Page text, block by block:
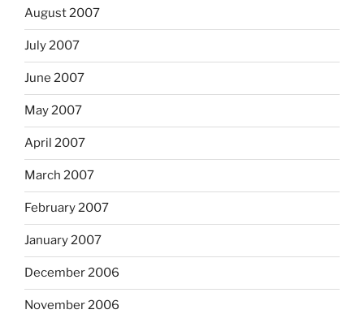
August 2007
July 2007
June 2007
May 2007
April 2007
March 2007
February 2007
January 2007
December 2006
November 2006